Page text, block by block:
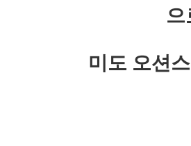
미도 오션